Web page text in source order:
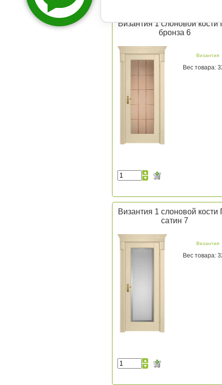
Византия 1 слоновой
бронза 6
Византия
Вес товара:
Византия 1 слоновой
сатин 7
Византия
Вес товара: